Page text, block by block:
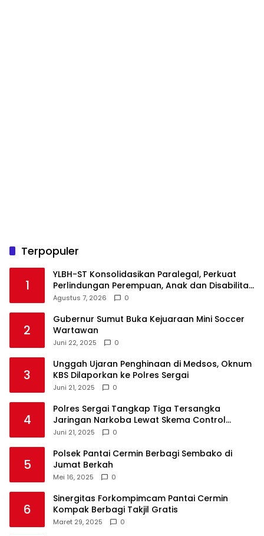
Terpopuler
1
YLBH-ST Konsolidasikan Paralegal, Perkuat
Perlindungan Perempuan, Anak dan Disabilitas
Agustus 7, 2026 0
2
Gubernur Sumut Buka Kejuaraan Mini Soccer
Wartawan
Juni 22, 2025 0
3
Unggah Ujaran Penghinaan di Medsos, Oknum
KBS Dilaporkan ke Polres Sergai
Juni 21, 2025 0
4
Polres Sergai Tangkap Tiga Tersangka
Jaringan Narkoba Lewat Skema Control
Delivery
Juni 21, 2025 0
5
Polsek Pantai Cermin Berbagi Sembako di
Jumat Berkah
Mei 16, 2025 0
6
Sinergitas Forkompimcam Pantai Cermin
Kompak Berbagi Takjil Gratis
Maret 29, 2025 0